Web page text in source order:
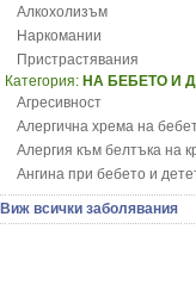
Алкохолизъм
Наркомании
Пристрастявания
Категория: НА БЕБЕТО И
Агресивност
Алергична хрема на
Алергия към белтъка на
Ангина при бебето и
Анемия при бебето и
Апетит - пълни деца
Виж всички заболявания